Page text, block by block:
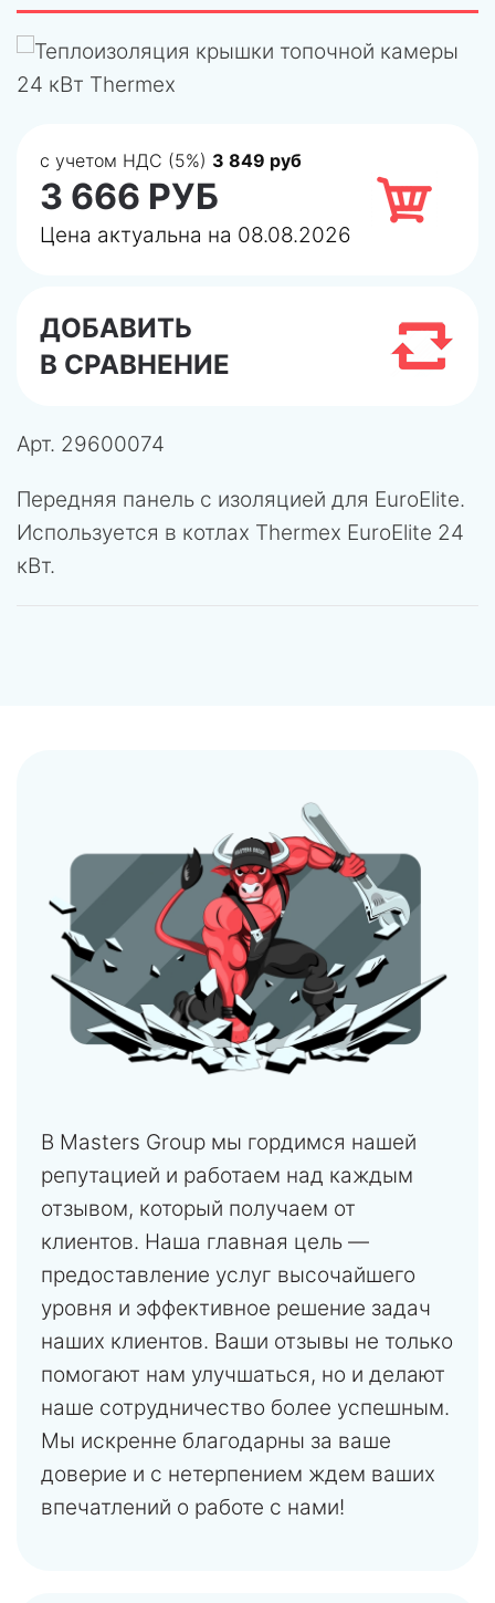
с учетом НДС (5%) 3 849 руб
3 666 РУБ
Цена актуальна на 08.08.2026
ДОБАВИТЬ
В СРАВНЕНИЕ
Арт. 29600074
Передняя панель с изоляцией для EuroElite.
Используется в котлах Thermex EuroElite 24
кВт.
В Masters Group мы гордимся нашей
репутацией и работаем над каждым
отзывом, который получаем от
клиентов. Наша главная цель —
предоставление услуг высочайшего
уровня и эффективное решение задач
наших клиентов. Ваши отзывы не только
помогают нам улучшаться, но и делают
наше сотрудничество более успешным.
Мы искренне благодарны за ваше
доверие и с нетерпением ждем ваших
впечатлений о работе с нами!